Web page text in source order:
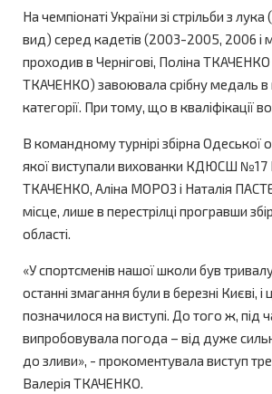
На чемпіонаті України зі стрільби з лука
вид) серед кадетів (2003-2005, 2006 і
проходив в Чернігові, Поліна
ТКАЧЕНКО) завоювала срібну медаль в
категорії. При тому, що в кваліфікації
В командному турнірі збірна Одеської
якої виступали вихованки КДЮСШ №17
ТКАЧЕНКО, Аліна МОРОЗ і Наталія
місце, лише в перестрілці програвши
області.
«У спортсменів нашої школи був
останні змагання були в березні Києві,
позначилося на виступі. До того ж, під
випробовувала погода – від дуже
до зливи», - прокоментувала виступ
Валерія ТКАЧЕНКО.